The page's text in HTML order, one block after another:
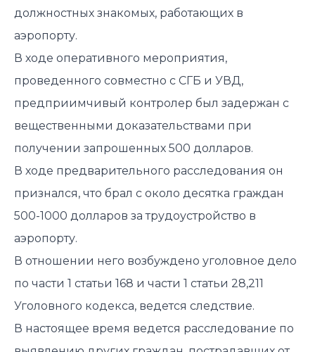
должностных знакомых, работающих в
аэропорту.
В ходе оперативного мероприятия,
проведенного совместно с СГБ и УВД,
предприимчивый контролер был задержан с
вещественными доказательствами при
получении запрошенных 500 долларов.
В ходе предварительного расследования он
признался, что брал с около десятка граждан
500-1000 долларов за трудоустройство в
аэропорту.
В отношении него возбуждено уголовное дело
по части 1 статьи 168 и части 1 статьи 28,211
Уголовного кодекса, ведется следствие.
В настоящее время ведется расследование по